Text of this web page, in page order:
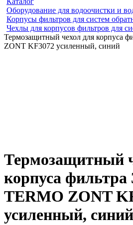
Оборудование для водоочистки и
Корпусы фильтров для систем
Чехлы для корпусов фильтров для
Термозащитный чехол для корпуса
ZONT KF3072 усиленный, синий
Термозащитный
корпуса фильтра
TERMO ZONT
усиленный, синий